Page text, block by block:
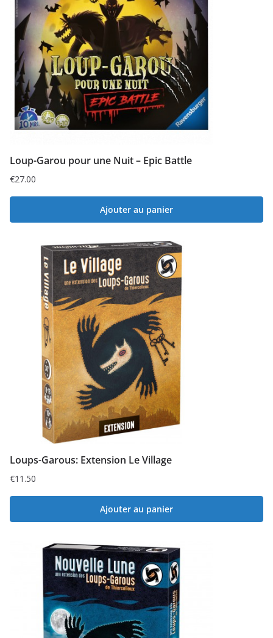
Loup-Garou pour une Nuit – Epic Battle
€27.00
Ajouter au panier
Loups-Garous: Extension Le Village
€11.50
Ajouter au panier